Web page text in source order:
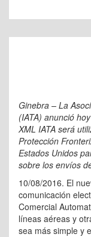
Ginebra – La
(IATA) anunció
XML IATA será
Protección
Estados Unidos
sobre los envíos
10/08/2016. El
comunicación
Comercial
líneas aéreas y
sea más simple y